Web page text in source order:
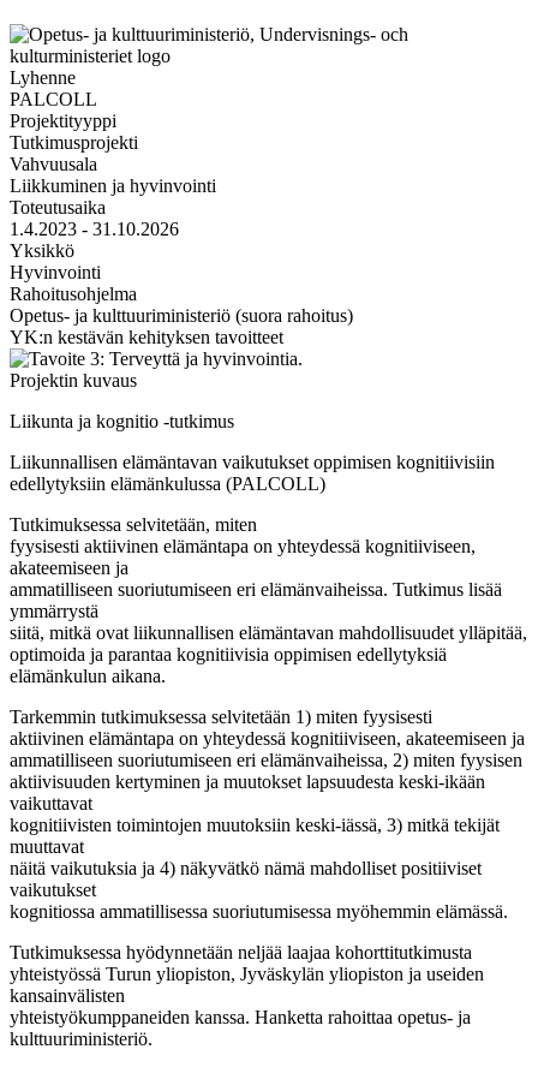
Lyhenne
PALCOLL
Projektityyppi
Tutkimusprojekti
Vahvuusala
Liikkuminen ja hyvinvointi
Toteutusaika
1.4.2023 - 31.10.2026
Yksikkö
Hyvinvointi
Rahoitusohjelma
Opetus- ja kulttuuriministeriö (suora rahoitus)
YK:n kestävän kehityksen tavoitteet
Projektin kuvaus
Liikunta ja kognitio -tutkimus
Liikunnallisen elämäntavan vaikutukset oppimisen kognitiivisiin
edellytyksiin elämänkulussa (PALCOLL)
Tutkimuksessa selvitetään, miten
fyysisesti aktiivinen elämäntapa on yhteydessä kognitiiviseen,
akateemiseen ja
ammatilliseen suoriutumiseen eri elämänvaiheissa. Tutkimus lisää
ymmärrystä
siitä, mitkä ovat liikunnallisen elämäntavan mahdollisuudet ylläpitää,
optimoida ja parantaa kognitiivisia oppimisen edellytyksiä
elämänkulun aikana.
Tarkemmin tutkimuksessa selvitetään 1) miten fyysisesti
aktiivinen elämäntapa on yhteydessä kognitiiviseen, akateemiseen ja
ammatilliseen suoriutumiseen eri elämänvaiheissa, 2) miten fyysisen
aktiivisuuden kertyminen ja muutokset lapsuudesta keski-ikään
vaikuttavat
kognitiivisten toimintojen muutoksiin keski-iässä, 3) mitkä tekijät
muuttavat
näitä vaikutuksia ja 4) näkyvätkö nämä mahdolliset positiiviset
vaikutukset
kognitiossa ammatillisessa suoriutumisessa myöhemmin elämässä.
Tutkimuksessa hyödynnetään neljää laajaa kohorttitutkimusta
yhteistyössä Turun yliopiston, Jyväskylän yliopiston ja useiden
kansainvälisten
yhteistyökumppaneiden kanssa. Hanketta rahoittaa opetus- ja
kulttuuriministeriö.